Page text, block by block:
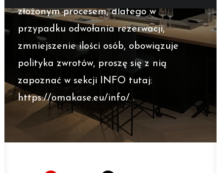
złożonym procesem, dlatego w
przypadku odwołania rezerwacji,
zmniejszenie ilości osób, obowiązuje
polityka zwrotów, proszę się z nią
zapoznać w sekcji INFO tutaj:
https://omakase.eu/info/.